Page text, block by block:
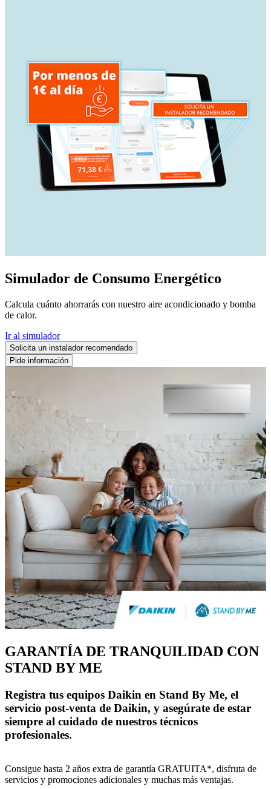
Simulador de Consumo Energético
Calcula cuánto ahorrarás con nuestro aire acondicionado y bomba
de calor.
Ir al simulador
Solicita un instalador recomendado
Pide información
GARANTÍA DE TRANQUILIDAD CON
STAND BY ME
Registra tus equipos Daikin en Stand By Me, el
servicio post-venta de Daikin, y asegúrate de estar
siempre al cuidado de nuestros técnicos
profesionales.
Consigue hasta 2 años extra de garantía GRATUITA*, disfruta de
servicios y promociones adicionales y muchas más ventajas.